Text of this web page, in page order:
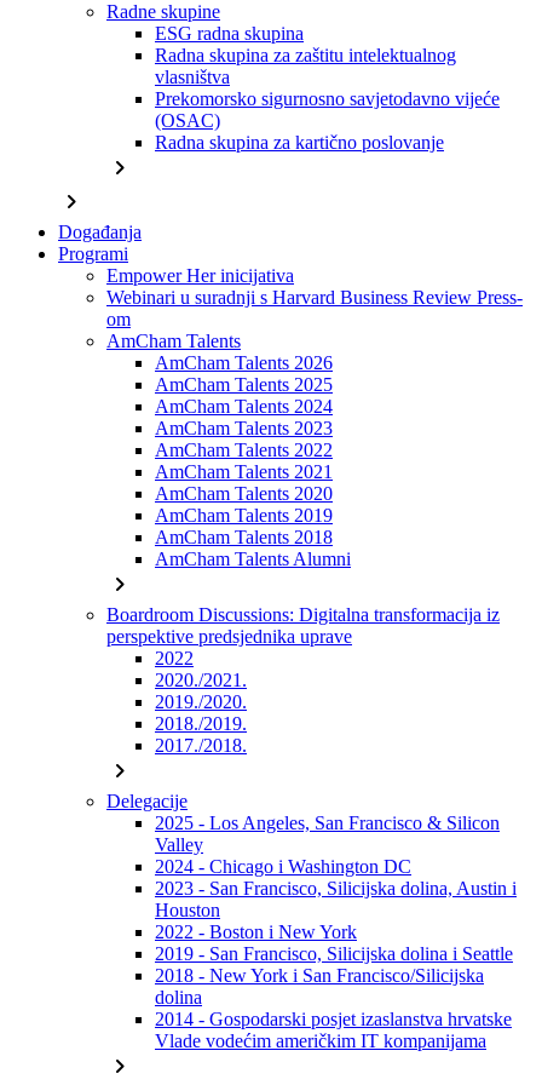
Radne skupine
ESG radna skupina
Radna skupina za zaštitu intelektualnog
vlasništva
Prekomorsko sigurnosno savjetodavno vijeće
(OSAC)
Radna skupina za kartično poslovanje
chevron_right
chevron_right
Događanja
Programi
Empower Her inicijativa
Webinari u suradnji s Harvard Business Review Press-
om
AmCham Talents
AmCham Talents 2026
AmCham Talents 2025
AmCham Talents 2024
AmCham Talents 2023
AmCham Talents 2022
AmCham Talents 2021
AmCham Talents 2020
AmCham Talents 2019
AmCham Talents 2018
AmCham Talents Alumni
chevron_right
Boardroom Discussions: Digitalna transformacija iz
perspektive predsjednika uprave
2022
2020./2021.
2019./2020.
2018./2019.
2017./2018.
chevron_right
Delegacije
2025 - Los Angeles, San Francisco & Silicon
Valley
2024 - Chicago i Washington DC
2023 - San Francisco, Silicijska dolina, Austin i
Houston
2022 - Boston i New York
2019 - San Francisco, Silicijska dolina i Seattle
2018 - New York i San Francisco/Silicijska
dolina
2014 - Gospodarski posjet izaslanstva hrvatske
Vlade vodećim američkim IT kompanijama
chevron_right